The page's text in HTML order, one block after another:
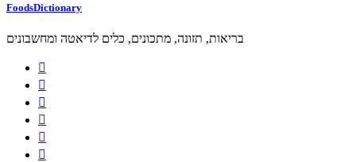
FoodsDictionary
בריאות, תזונה, מתכונים, כלים לדיאטה ומחשבונים





